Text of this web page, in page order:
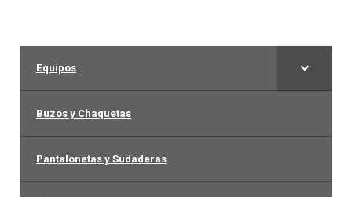
Equipos
Buzos y Chaquetas
Pantalonetas y Sudaderas